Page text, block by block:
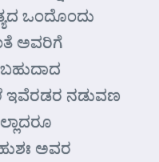
ಒಂದೊಂದು
ಅವರಿಗೆ
ಇವೆರಡರ ನಡುವಣ
ಅವರ